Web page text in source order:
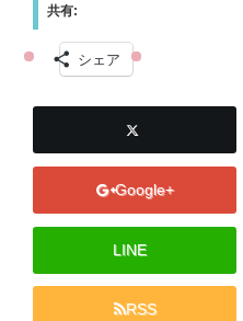
共有:
シェア
Google+
LINE
RSS